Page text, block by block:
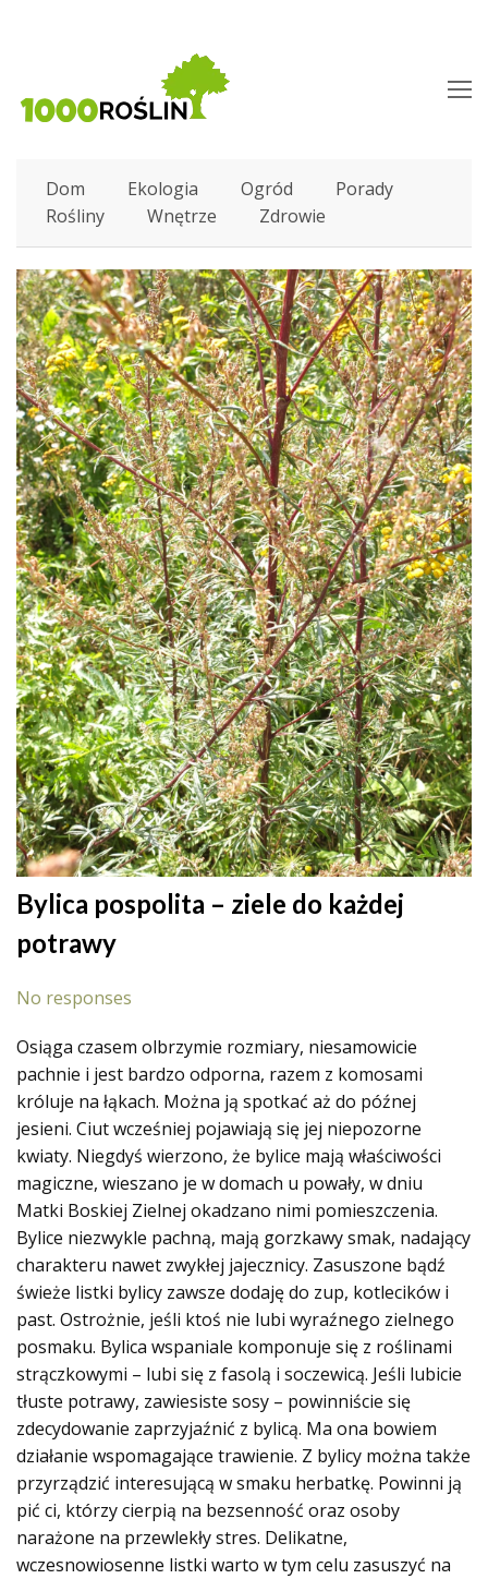
Dom Ekologia Ogród
Porady
Rośliny
Wnętrze Zdrowie
Bylica pospolita – ziele do każdej
potrawy
No responses
Osiąga czasem olbrzymie rozmiary, niesamowicie
pachnie i jest bardzo odporna, razem z komosami
króluje na łąkach. Można ją spotkać aż do późnej
jesieni. Ciut wcześniej pojawiają się jej niepozorne
kwiaty. Niegdyś wierzono, że bylice mają właściwości
magiczne, wieszano je w domach u powały, w dniu
Matki Boskiej Zielnej okadzano nimi pomieszczenia.
Bylice niezwykle pachną, mają gorzkawy smak, nadający
charakteru nawet zwykłej jajecznicy. Zasuszone bądź
świeże listki bylicy zawsze dodaję do zup, kotlecików i
past. Ostrożnie, jeśli ktoś nie lubi wyraźnego zielnego
posmaku. Bylica wspaniale komponuje się z roślinami
strączkowymi – lubi się z fasolą i soczewicą. Jeśli lubicie
tłuste potrawy, zawiesiste sosy – powinniście się
zdecydowanie zaprzyjaźnić z bylicą. Ma ona bowiem
działanie wspomagające trawienie. Z bylicy można także
przyrządzić interesującą w smaku herbatkę. Powinni ją
pić ci, którzy cierpią na bezsenność oraz osoby
narażone na przewlekły stres. Delikatne,
wczesnowiosenne listki warto w tym celu zasuszyć na